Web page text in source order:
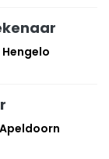
Hengelo
Apeldoorn